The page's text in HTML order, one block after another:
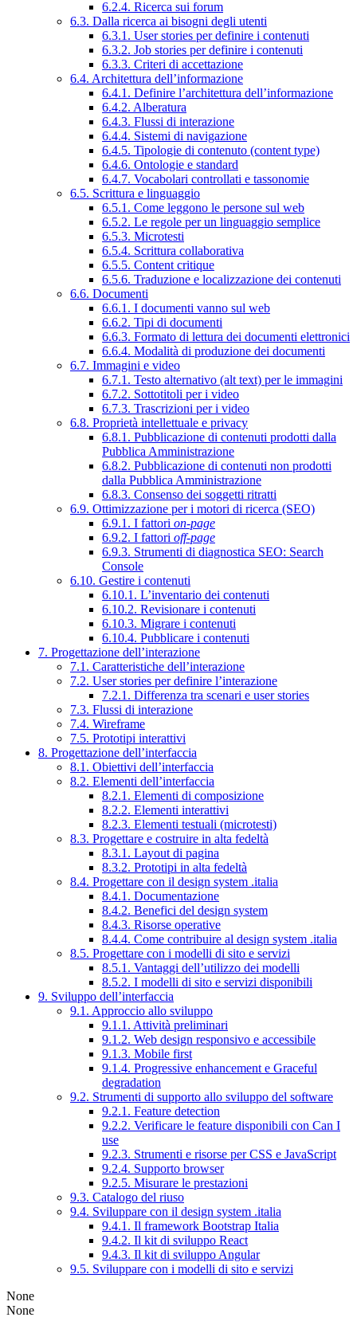
6.2.4. Ricerca sui forum
6.3. Dalla ricerca ai bisogni degli utenti
6.3.1. User stories per definire i contenuti
6.3.2. Job stories per definire i contenuti
6.3.3. Criteri di accettazione
6.4. Architettura dell’informazione
6.4.1. Definire l’architettura dell’informazione
6.4.2. Alberatura
6.4.3. Flussi di interazione
6.4.4. Sistemi di navigazione
6.4.5. Tipologie di contenuto (content type)
6.4.6. Ontologie e standard
6.4.7. Vocabolari controllati e tassonomie
6.5. Scrittura e linguaggio
6.5.1. Come leggono le persone sul web
6.5.2. Le regole per un linguaggio semplice
6.5.3. Microtesti
6.5.4. Scrittura collaborativa
6.5.5. Content critique
6.5.6. Traduzione e localizzazione dei contenuti
6.6. Documenti
6.6.1. I documenti vanno sul web
6.6.2. Tipi di documenti
6.6.3. Formato di lettura dei documenti elettronici
6.6.4. Modalità di produzione dei documenti
6.7. Immagini e video
6.7.1. Testo alternativo (alt text) per le immagini
6.7.2. Sottotitoli per i video
6.7.3. Trascrizioni per i video
6.8. Proprietà intellettuale e privacy
6.8.1. Pubblicazione di contenuti prodotti dalla
Pubblica Amministrazione
6.8.2. Pubblicazione di contenuti non prodotti
dalla Pubblica Amministrazione
6.8.3. Consenso dei soggetti ritratti
6.9. Ottimizzazione per i motori di ricerca (SEO)
6.9.1. I fattori on-page
6.9.2. I fattori off-page
6.9.3. Strumenti di diagnostica SEO: Search
Console
6.10. Gestire i contenuti
6.10.1. L’inventario dei contenuti
6.10.2. Revisionare i contenuti
6.10.3. Migrare i contenuti
6.10.4. Pubblicare i contenuti
7. Progettazione dell’interazione
7.1. Caratteristiche dell’interazione
7.2. User stories per definire l’interazione
7.2.1. Differenza tra scenari e user stories
7.3. Flussi di interazione
7.4. Wireframe
7.5. Prototipi interattivi
8. Progettazione dell’interfaccia
8.1. Obiettivi dell’interfaccia
8.2. Elementi dell’interfaccia
8.2.1. Elementi di composizione
8.2.2. Elementi interattivi
8.2.3. Elementi testuali (microtesti)
8.3. Progettare e costruire in alta fedeltà
8.3.1. Layout di pagina
8.3.2. Prototipi in alta fedeltà
8.4. Progettare con il design system .italia
8.4.1. Documentazione
8.4.2. Benefici del design system
8.4.3. Risorse operative
8.4.4. Come contribuire al design system .italia
8.5. Progettare con i modelli di sito e servizi
8.5.1. Vantaggi dell’utilizzo dei modelli
8.5.2. I modelli di sito e servizi disponibili
9. Sviluppo dell’interfaccia
9.1. Approccio allo sviluppo
9.1.1. Attività preliminari
9.1.2. Web design responsivo e accessibile
9.1.3. Mobile first
9.1.4. Progressive enhancement e Graceful
degradation
9.2. Strumenti di supporto allo sviluppo del software
9.2.1. Feature detection
9.2.2. Verificare le feature disponibili con Can I
use
9.2.3. Strumenti e risorse per CSS e JavaScript
9.2.4. Supporto browser
9.2.5. Misurare le prestazioni
9.3. Catalogo del riuso
9.4. Sviluppare con il design system .italia
9.4.1. Il framework Bootstrap Italia
9.4.2. Il kit di sviluppo React
9.4.3. Il kit di sviluppo Angular
9.5. Sviluppare con i modelli di sito e servizi
None
None